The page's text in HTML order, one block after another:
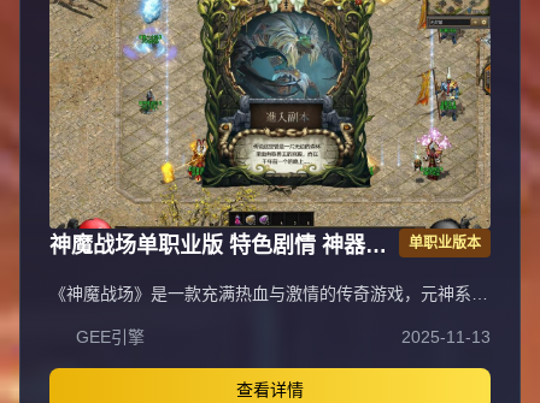
神魔战场单职业版 特色剧情 神器专
属 翎风引擎传奇服务端
单职业版本
《神魔战场》是一款充满热血与激情的传奇游戏，元神系统
逆袭高富帅的快捷之路。游戏包含元神系统（青龙、白虎、
朱雀、玄武元神，满级120级，玄武元神可学阴阳召唤召唤
同步属性宝宝，材料靠打怪大量爆出自动食用）、人物神力
GEE引擎 2025-11-13
查看详情